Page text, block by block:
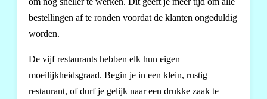
bestellingen af te ronden voordat de klanten ongeduldig
worden.
De vijf restaurants hebben elk hun eigen
moeilijkheidsgraad. Begin je in een klein, rustig
restaurant, of durf je gelijk naar een drukke zaak te